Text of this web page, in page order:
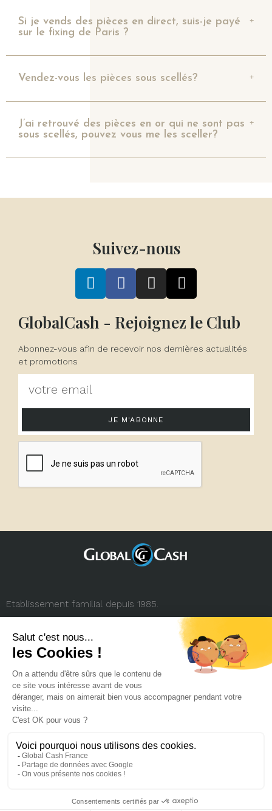
Si je vends des pièces en direct, suis-je payé
sur le fixing de Paris ?
Vendez-vous les pièces sous scellés?
J’ai retrouvé des pièces en or qui ne sont pas
sous scellés, pouvez vous me les sceller?
Suivez-nous
GlobalCash - Rejoignez le Club
Abonnez-vous afin de recevoir nos dernières actualités
et promotions
JE M'ABONNE
Etablissement familial depuis 1985.
69001 Lyon (FRANCE)
+33 (0) 4 78 27 35 45
Qui sommes-nous
Mentions légales
Politique RGPD